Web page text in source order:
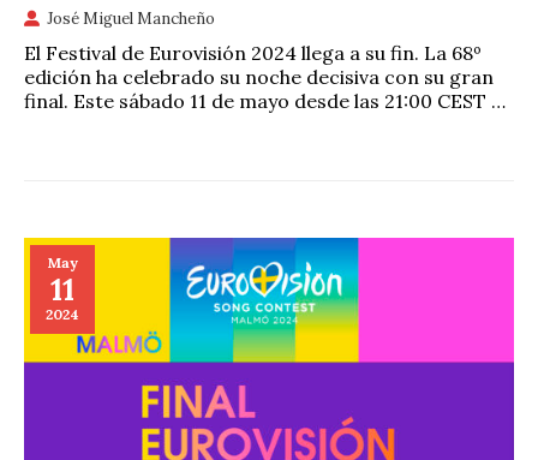
José Miguel Mancheño
El Festival de Eurovisión 2024 llega a su fin. La 68º
edición ha celebrado su noche decisiva con su gran
final. Este sábado 11 de mayo desde las 21:00 CEST …
May
11
2024